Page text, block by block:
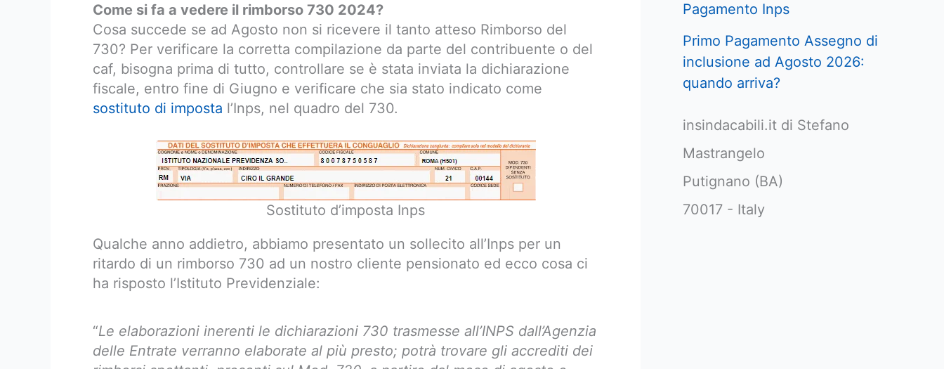
Come si fa a vedere il rimborso 730 2024?
Cosa succede se ad Agosto non si ricevere il tanto atteso Rimborso del
730? Per verificare la corretta compilazione da parte del contribuente o del
caf, bisogna prima di tutto, controllare se è stata inviata la dichiarazione
fiscale, entro fine di Giugno e verificare che sia stato indicato come
sostituto di imposta l’Inps, nel quadro del 730.
Sostituto d’imposta Inps
Qualche anno addietro, abbiamo presentato un sollecito all’Inps per un
ritardo di un rimborso 730 ad un nostro cliente pensionato ed ecco cosa ci
ha risposto l’Istituto Previdenziale:
“Le elaborazioni inerenti le dichiarazioni 730 trasmesse all’INPS dall’Agenzia
delle Entrate verranno elaborate al più presto; potrà trovare gli accrediti dei
Pagamento Inps
Primo Pagamento Assegno di
inclusione ad Agosto 2026:
quando arriva?
insindacabili.it di Stefano
Mastrangelo
Putignano (BA)
70017 - Italy